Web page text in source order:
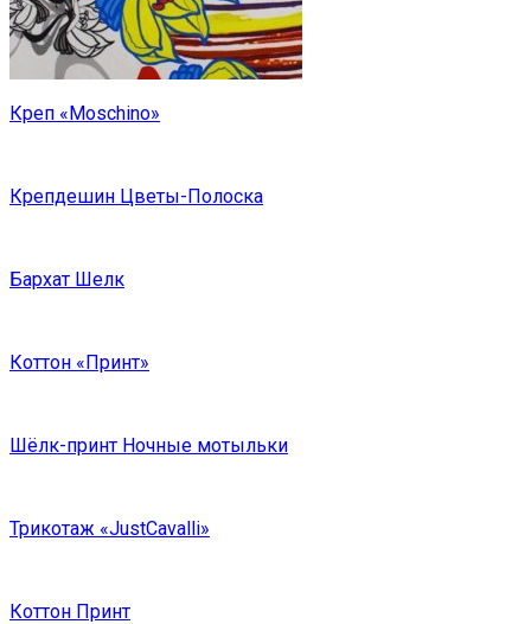
Креп «Moschino»
Крепдешин Цветы-Полоска
Бархат Шелк
Коттон «Принт»
Шёлк-принт Ночные мотыльки
Трикотаж «JustCavalli»
Коттон Принт